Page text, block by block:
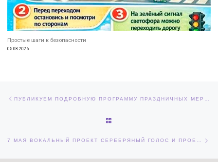
Простые шаги к безопасности
05.08.2026
7 МАЯ ВОКАЛЬНЫЙ ПРОЕКТ СЕРЕБРЯНЫЙ ГОЛОС И ПРОЕКТ ИСКУССТВО НА КОВРЕ ПОЗДРАВИЛИ СВОИХ ЗРИТЕЛЕЙ С ПРИБЛИЖАЮЩИМСЯ ДНЕМ ПОБЕДЫ.